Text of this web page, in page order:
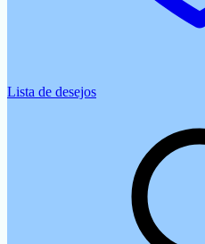
Lista de desejos